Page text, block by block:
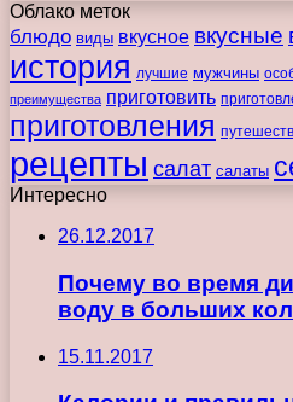
Облако меток
блюдо виды вкусное вкусные
история лучшие мужчины
преимущества приготовить
приготовления
рецепты салат салаты
Интересно
26.12.2017
Почему во время
воду в больших
15.11.2017